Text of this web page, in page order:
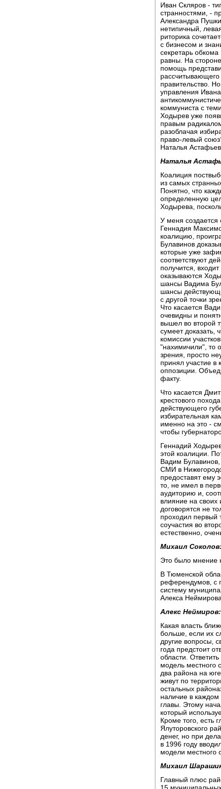
Иван Скляров -
странностями, -
Александра
нетипичный,
риторика
с бизнесом и
секретарь
равны. На
помощь
рассчитывающего
правительство.
управления
коммуниста с
Ходырев уже
правым
разоблачая
право-левый
Наталья
Наталья
Коалиция
из самых
Понятно, что
определенную
Ходырева,
У меня создается
Геннадия
коалицию,
Булавинов
которые уже
соответствуют
получится,
оказываются
шансы Вадима
шансы
с другой точки
Что касается
очевидны и
вышел во второй
сумеет доказать,
комиссии
"нахимичили", то
зрения, просто
принял участие в
оппозиции.
факту.
Что касается
крестового
действующего
избирательная
именно на это -
чтобы
Геннадий
этой коалиции.
Вадим
СМИ в
предоставят ему
то, не имел в
аудиторию и,
влияние на своих
договорятся не
проходил первый
соучастия во
естественно,
Михаил
Это было мнение
В Тюменской
референдумов, с
систему
Алекса
Алекс Неймиров:
Какая власть
больше, если их
другие вопросы,
года предстоит
области.
модель местного
два района на
живут по
остальных
наличие в каждом
главы. Этому
который
Кроме того, есть
Ялуторовского
денег, но при
в 1996 году
модели местного
Михаил
Главный плюс
15